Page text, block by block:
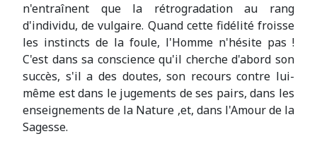
n'entraînent que la rétrogradation au rang
d'individu, de vulgaire. Quand cette fidélité froisse
les instincts de la foule, l'Homme n'hésite pas !
C'est dans sa conscience qu'il cherche d'abord son
succès, s'il a des doutes, son recours contre lui-
même est dans le jugements de ses pairs, dans les
enseignements de la Nature ,et, dans l'Amour de la
Sagesse.